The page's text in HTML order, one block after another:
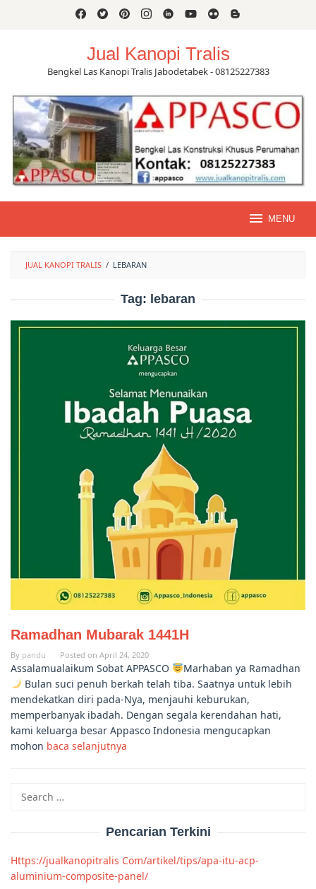
Jual Kanopi Tralis
Bengkel Las Kanopi Tralis Jabodetabek - 08125227383
MENU
JUAL KANOPI TRALIS / LEBARAN
Tag: lebaran
Ramadhan Mubarak 1441H
By pandu Posted on April 24, 2020
Assalamualaikum Sobat APPASCO
Marhaban ya Ramadhan
Bulan suci penuh berkah telah tiba. Saatnya untuk lebih
mendekatkan diri pada-Nya, menjauhi keburukan,
memperbanyak ibadah. Dengan segala kerendahan hati,
kami keluarga besar Appasco Indonesia mengucapkan
mohon baca selanjutnya
for:
Pencarian Terkini
Https://jualkanopitralis Com/artikel/tips/apa-itu-acp-
aluminium-composite-panel/